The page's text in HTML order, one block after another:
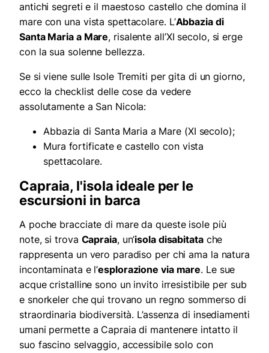
antichi segreti e il maestoso castello che domina il
mare con una vista spettacolare. L’Abbazia di
Santa Maria a Mare, risalente all’XI secolo, si erge
con la sua solenne bellezza.
Se si viene sulle Isole Tremiti per gita di un giorno,
ecco la checklist delle cose da vedere
assolutamente a San Nicola:
Abbazia di Santa Maria a Mare (XI secolo);
Mura fortificate e castello con vista
spettacolare.
Capraia, l'isola ideale per le
escursioni in barca
A poche bracciate di mare da queste isole più
note, si trova Capraia, un’isola disabitatache
rappresenta un vero paradiso per chi ama la natura
incontaminata e l’esplorazione via mare. Le sue
acque cristalline sono un invito irresistibile per sub
e snorkeler che qui trovano un regno sommerso di
straordinaria biodiversità. L’assenza di insediamenti
umani permette a Capraia di mantenere intatto il
suo fascino selvaggio, accessibile solo con